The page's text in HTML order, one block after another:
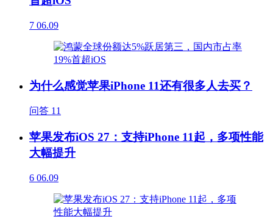
7 06.09
为什么感觉苹果iPhone 11还有很多人去买？
问答 11
苹果发布iOS 27：支持iPhone 11起，多项性能
大幅提升
6 06.09